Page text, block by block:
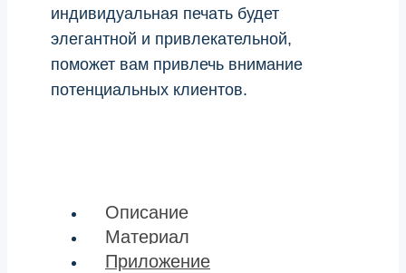
индивидуальная печать будет
элегантной и привлекательной,
поможет вам привлечь внимание
потенциальных клиентов.
Описание
Материал
Приложение